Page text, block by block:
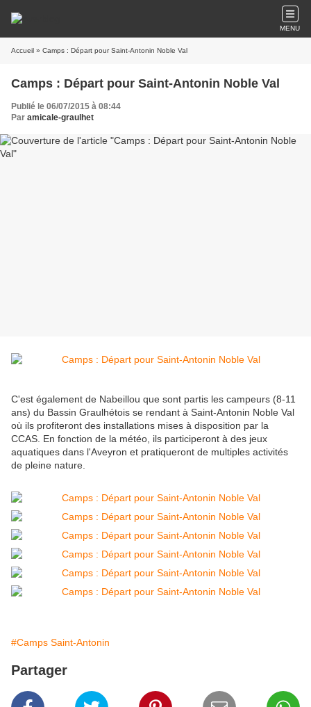
MENU
Accueil » Camps : Départ pour Saint-Antonin Noble Val
Camps : Départ pour Saint-Antonin Noble Val
Publié le 06/07/2015 à 08:44
Par amicale-graulhet
C'est également de Nabeillou que sont partis les campeurs (8-11
ans) du Bassin Graulhétois se rendant à Saint-Antonin Noble Val
où ils profiteront des installations mises à disposition par la
CCAS. En fonction de la météo, ils participeront à des jeux
aquatiques dans l'Aveyron et pratiqueront de multiples activités
de pleine nature.
#Camps Saint-Antonin
Partager